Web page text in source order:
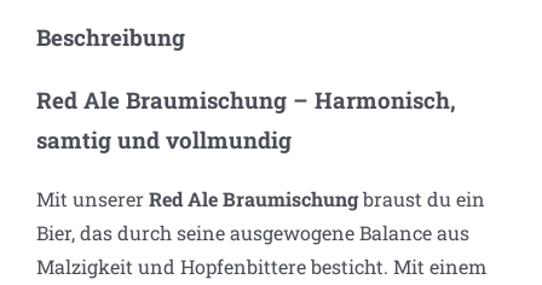
Beschreibung
Red Ale Braumischung – Harmonisch,
samtig und vollmundig
Mit unsererRed Ale Braumischungbraust du ein
Bier, das durch seine ausgewogene Balance aus
Malzigkeit und Hopfenbittere besticht. Mit einem